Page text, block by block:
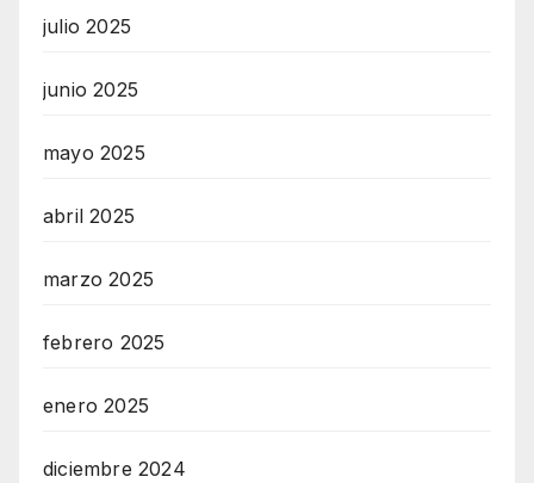
julio 2025
junio 2025
mayo 2025
abril 2025
marzo 2025
febrero 2025
enero 2025
diciembre 2024